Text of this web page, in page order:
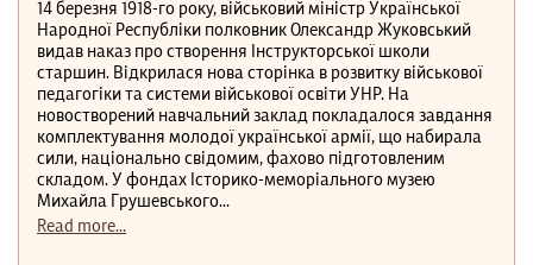
14 березня 1918-го року, військовий міністр Української
Народної Республіки полковник Олександр Жуковський
видав наказ про створення Інструкторської школи
старшин. Відкрилася нова сторінка в розвитку військової
педагогіки та системи військової освіти УНР. На
новостворений навчальний заклад покладалося завдання
комплектування молодої української армії, що набирала
сили, національно свідомим, фахово підготовленим
складом. У фондах Історико-меморіального музею
Михайла Грушевського...
Read more...